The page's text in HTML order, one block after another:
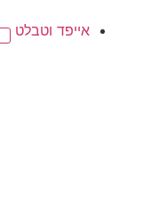
אייפד וטבלט